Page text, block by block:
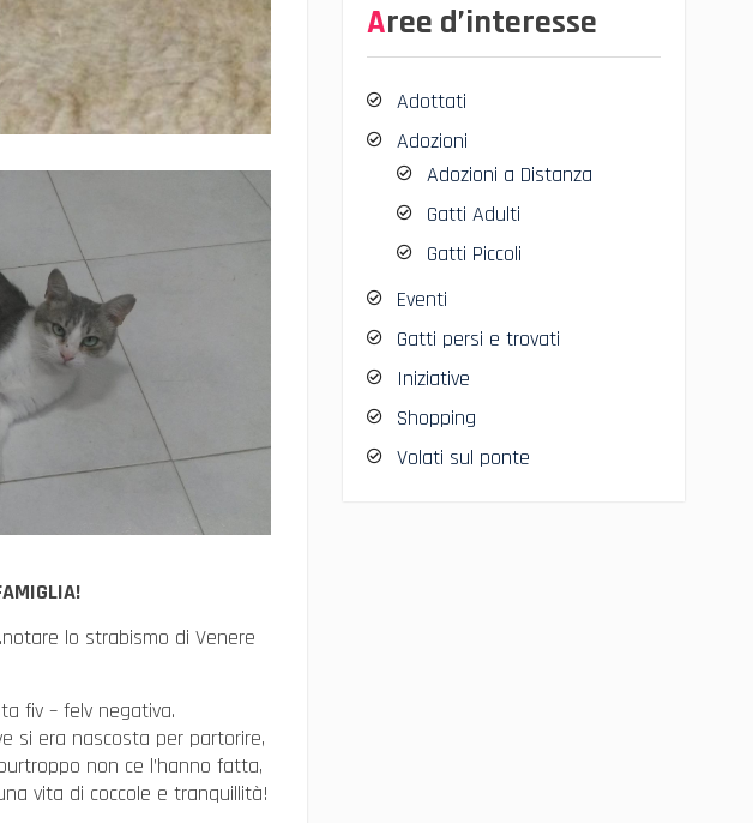
lo strabismo di Venere
fiv – felv negativa.
si era nascosta per partorire,
non ce l’hanno fatta,
vita di coccole e tranquillità!
Aree d’interesse
Adottati
Adozioni
Adozioni a Distanza
Gatti Adulti
Gatti Piccoli
Eventi
Gatti persi e trovati
Iniziative
Shopping
Volati sul ponte